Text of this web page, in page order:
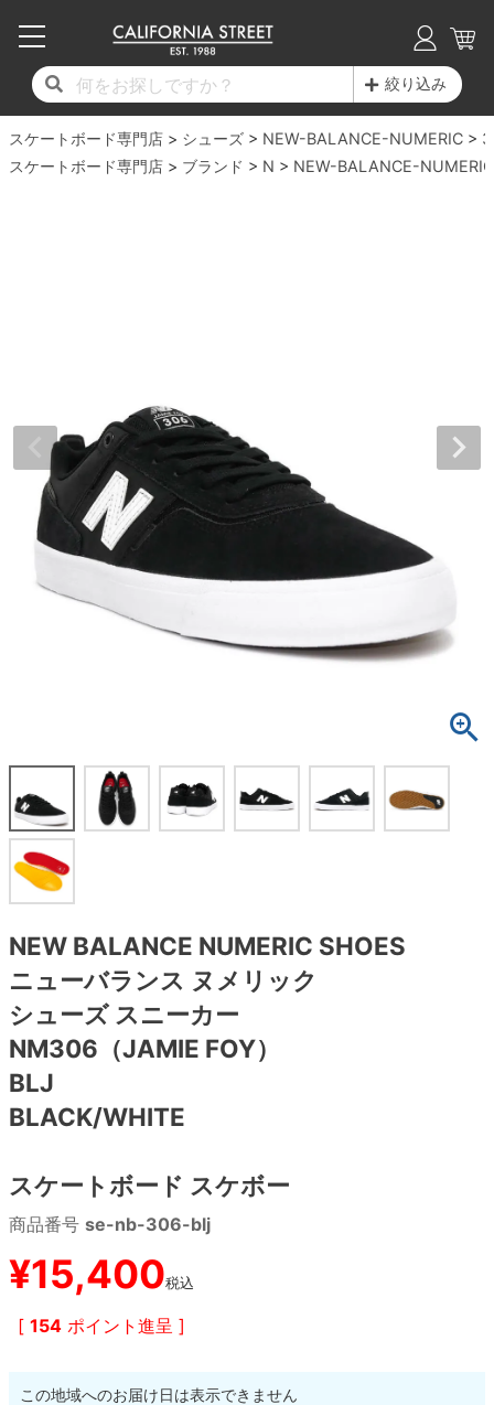
絞り込み
スケートボード専門店 シューズ NEW-BALANCE-NUMERIC
スケートボード専門店
ブランド N NEW-BALANCE-NUMERIC
NEW BALANCE NUMERIC SHOES
ニューバランス ヌメリック
シューズ スニーカー
NM306（JAMIE FOY）
BLJ
BLACK/WHITE
スケートボード スケボー
商品番号 se-nb-306-blj
¥15,400税込
[ 154 ポイント進呈 ]
この地域へのお届け日は表示できません
17時までのご注文は当日発送！
11,000円以上で送料無料！
毎月1日はポイント5倍！10日と20日は3倍！
17時までのご注文は当日発送！
11,000円以上で送料無料！
毎月1日はポイント5倍！10日と20日は3倍！
子供用デッキ
7.0inch以下
7.7inch
7.8inch
7.9inch
8.0inch
8.4inch
8.5inch
8.7inch
8.8inch
8.9inch
高性能デッキ
17時までのご注文は当日発送！
11,000円以上で送料無料！
毎月1日はポイント5倍！10日と20日は3倍！
7.0inch以下
7.2inch
7.8inch
7.9inch
8.0inch
8.1inch
8.5inch
8.6inch
8.8inch
8.9inch
9.0inch以上
17時までのご注文は当日発送！
11,000円以上で送料無料！
毎月1日はポイント5倍！10日と20日は3倍！
50mm
51mm
56mm
57mm
58mm
59mm
64mm
65mm
72mm
75mm
110mm
ボーンズ XF（エックスフォーミュラ）
ボーンズ STF（エスティーエフ）
パウエルペラルタ DF（ドラゴンフォーミュ
ラ）
ソフトウィール（クルーザー）
ベアリング
デッキテープ
ボルト
パーツ・その他
足回りセット（トラック・ウィールセット）
練習用アイテム（初心者におすすめ）
スケートケース・バッグ
メディア（雑誌・DVD・CD）
17時までのご注文は当日発送！
11,000円以上で送料無料！
毎月1日はポイント5倍！10日と20日は3倍！
20cm
21cm
24cm
24.5cm
25cm
25.5cm
27.5cm
28cm
29cm
29.5cm
30cm
インソール
シューレース・その他
17時までのご注文は当日発送！
11,000円以上で送料無料！
毎月1日はポイント5倍！10日と20日は3倍！
トレーナー・セーター
パンツ
ショーツ
長袖ボタンシャツ
7分袖シャツ・ラグラン
キャップ
ソックス
アンダーウエア
サイズの測り方
17時までのご注文は当日発送！
11,000円以上で送料無料！
毎月1日はポイント5倍！10日と20日は3倍！
17時までのご注文は当日発送！
11,000円以上で送料無料！
毎月1日はポイント5倍！10日と20日は3倍！
ブランド紹介
INFO
スケートパーク情報
17時までのご注文は当日発送！
11,000円以上で送料無料！
毎月1日はポイント5倍！10日と20日は3倍！
プライバシーポリシー
特定商取引法に基づく表記